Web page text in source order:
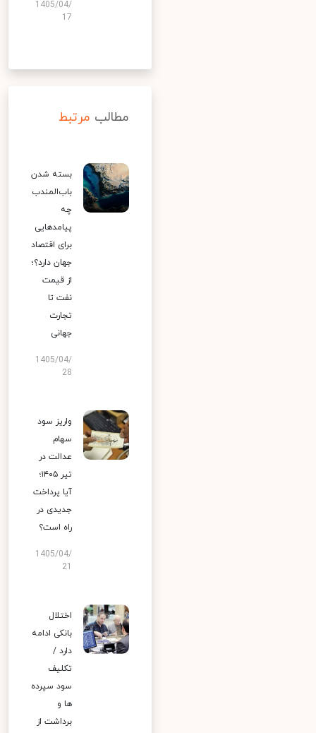
1405/04/
17
مطالب مرتبط
بسته شدن
باب‌المندب
چه
پیامدهایی
برای اقتصاد
جهان دارد؟؛
از قیمت
نفت تا
تجارت
جهانی
1405/04/
28
واریز سود
سهام
عدالت در
تیر ۱۴۰۵؛
آیا پرداخت
جدیدی در
راه است؟
1405/04/
اختلال
بانکی ادامه
دارد /
تکلیف
سود سپرده
ها و
برداشت از